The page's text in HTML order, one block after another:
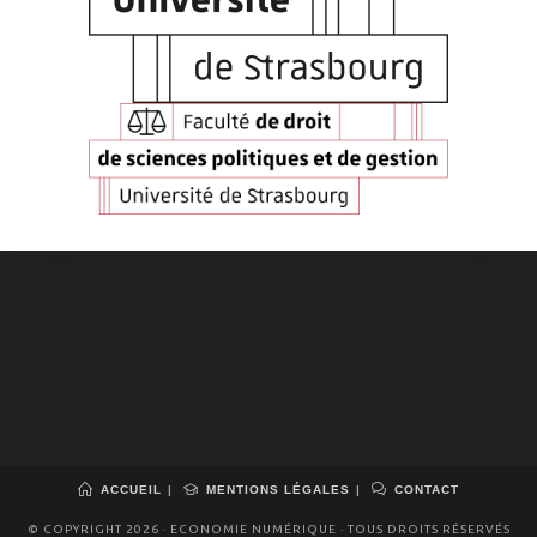
ACCUEIL MENTIONS LÉGALES CONTACT
© COPYRIGHT 2026 · ECONOMIE NUMÉRIQUE · TOUS DROITS RÉSERVÉS